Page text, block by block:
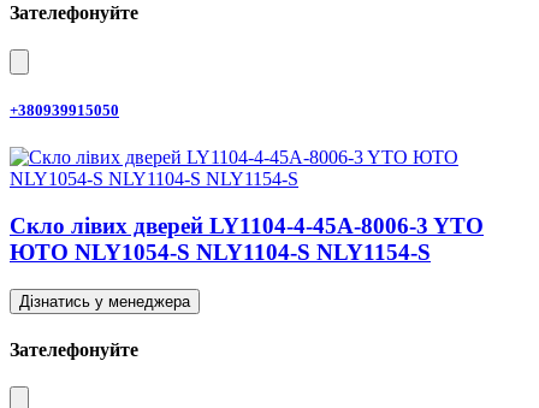
Зателефонуйте
+380939915050
Скло лівих дверей LY1104-4-45A-8006-3 YTO
ЮТО NLY1054-S NLY1104-S NLY1154-S
Дізнатись у менеджера
Зателефонуйте